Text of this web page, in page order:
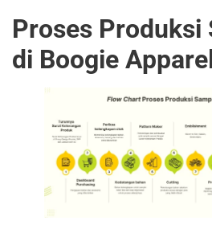
Proses Produksi
di Boogie